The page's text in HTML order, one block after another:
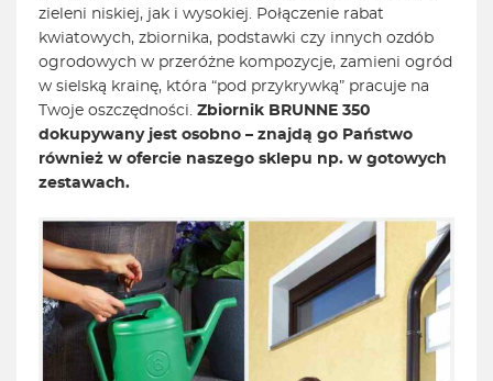
zieleni niskiej, jak i wysokiej. Połączenie rabat
kwiatowych, zbiornika, podstawki czy innych ozdób
ogrodowych w przeróżne kompozycje, zamieni ogród
w sielską krainę, która “pod przykrywką” pracuje na
Twoje oszczędności. Zbiornik BRUNNE 350
dokupywany jest osobno – znajdą go Państwo
również w ofercie naszego sklepu np. w gotowych
zestawach.